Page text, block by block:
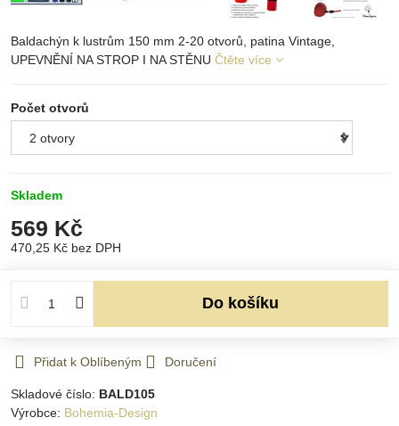
Baldachýn k lustrům 150 mm 2-20 otvorů, patina Vintage,
UPEVNĚNÍ NA STROP I NA STĚNU Čtěte více
Počet otvorů
Skladem
569 Kč
470,25 Kč bez DPH
Do košíku
Přidat k Oblíbeným Doručení
Skladové číslo: BALD105
Výrobce: Bohemia-Design